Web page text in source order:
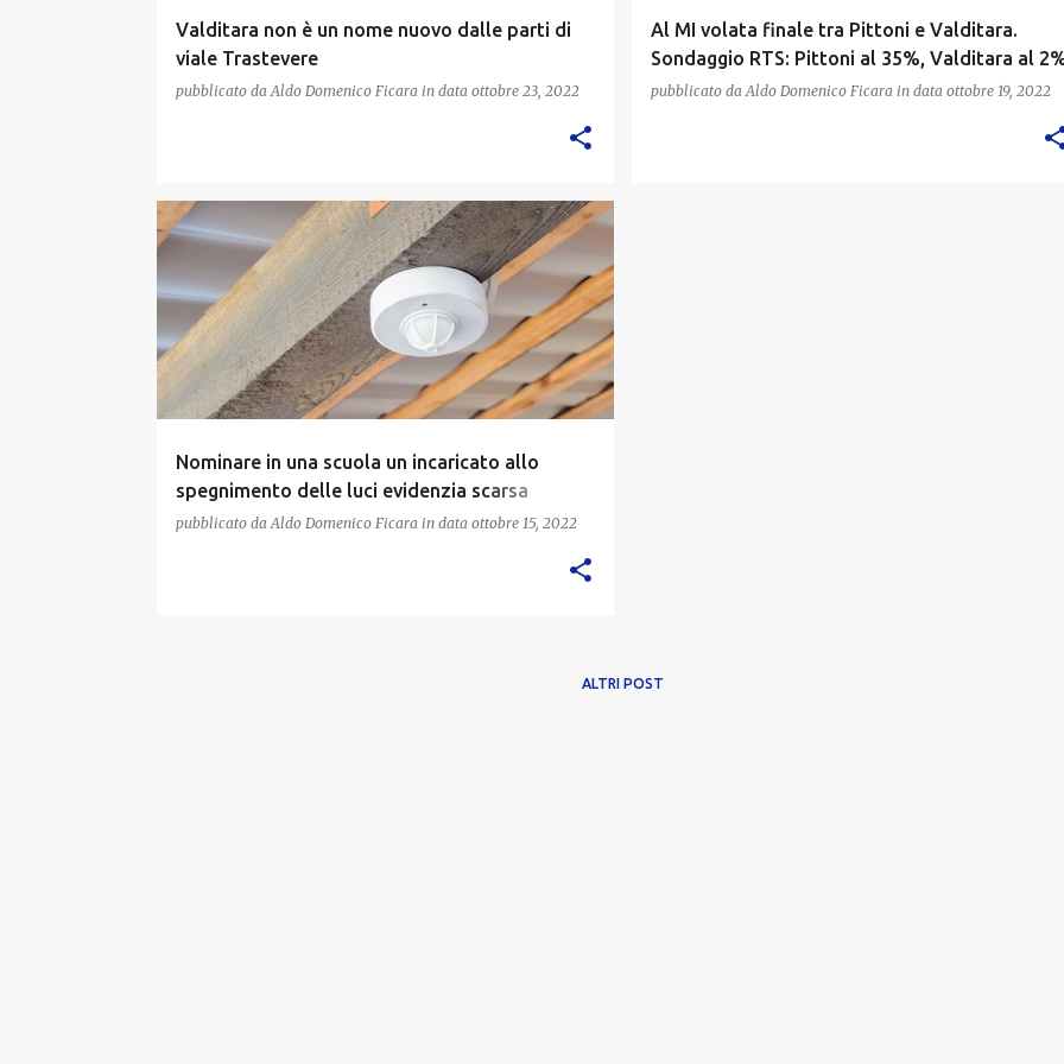
Valditara non è un nome nuovo dalle parti di
viale Trastevere
pubblicato da Aldo Domenico Ficara in data ottobre 23, 2022
Al MI volata finale tra Pittoni e Valditara.
Sondaggio RTS: Pittoni al 35%, Valditara al
pubblicato da Aldo Domenico Ficara in data ottobre 19, 2022
Nominare in una scuola un incaricato allo
spegnimento delle luci evidenzia scarsa
conoscenza delle tecnologie
pubblicato da Aldo Domenico Ficara in data ottobre 15, 2022
ALTRI POST